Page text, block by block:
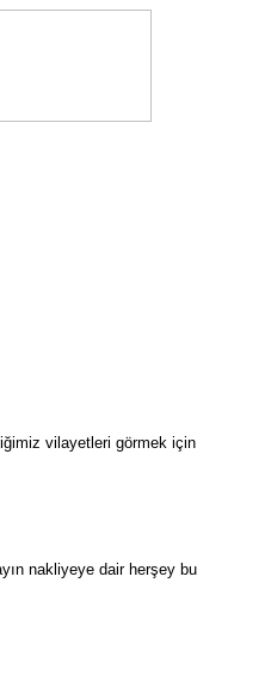
vilayetleri görmek için
nakliyeye dair herşey bu